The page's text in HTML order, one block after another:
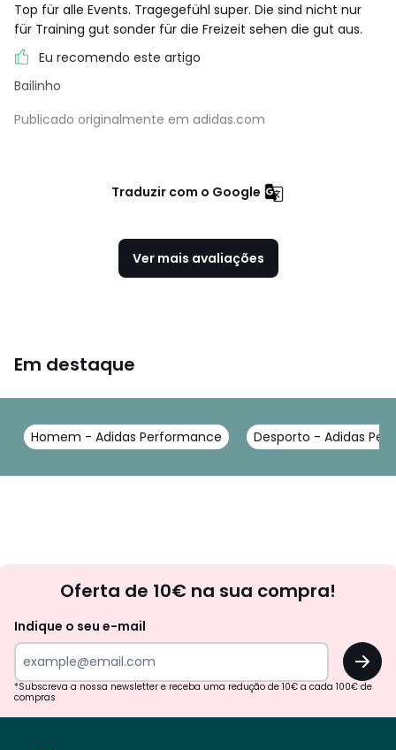
Top für alle Events. Tragegefühl super. Die sind nicht nur
für Training gut sonder für die Freizeit sehen die gut aus.
Eu recomendo este artigo
Bailinho
Publicado originalmente em adidas.com
Traduzir com o Google
Ver mais avaliações
Em destaque
Homem - Adidas Performance Desporto - Adidas
Oferta de 10€ na sua compra!
Indique o seu e-mail
OK
*Subscreva a nossa newsletter e receba uma redução de 10€ a cada 100€ de
compras